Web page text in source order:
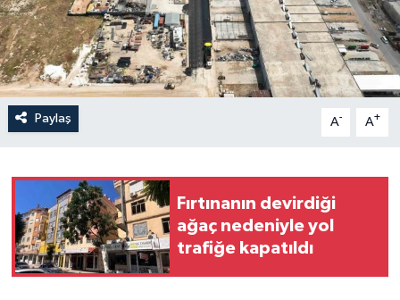
Paylaş A- A+
Fırtınanın devirdiği
ağaç nedeniyle yol
trafiğe kapatıldı